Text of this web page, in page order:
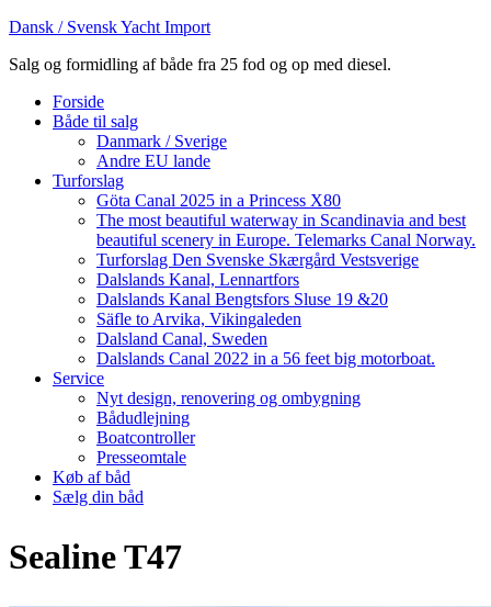
Dansk / Svensk Yacht Import
Salg og formidling af både fra 25 fod og op med diesel.
Forside
Både til salg
Danmark / Sverige
Andre EU lande
Turforslag
Göta Canal 2025 in a Princess X80
The most beautiful waterway in Scandinavia and best
beautiful scenery in Europe. Telemarks Canal Norway.
Turforslag Den Svenske Skærgård Vestsverige
Dalslands Kanal, Lennartfors
Dalslands Kanal Bengtsfors Sluse 19 &20
Säfle to Arvika, Vikingaleden
Dalsland Canal, Sweden
Dalslands Canal 2022 in a 56 feet big motorboat.
Service
Nyt design, renovering og ombygning
Bådudlejning
Boatcontroller
Presseomtale
Køb af båd
Sælg din båd
Sealine T47